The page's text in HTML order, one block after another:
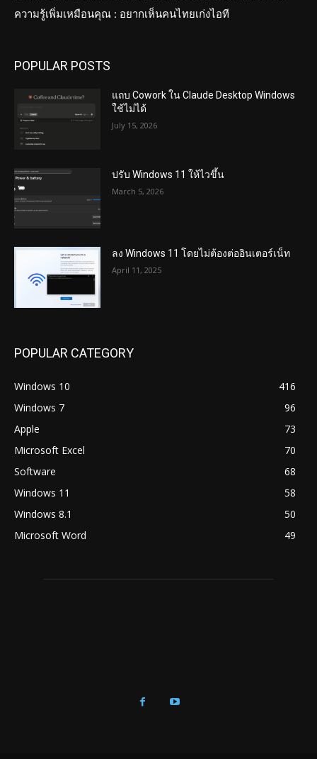
ความรู้เพิ่มเหมือนคุณ : อยากเห็นคนไทยเก่งไอที
POPULAR POSTS
แถบ Cowork ใน Claude Desktop Windows
ใช้ไม่ได้
July 15, 2026
ปรับ Windows 11 ให้ไวขึ้น
March 5, 2026
ลง Windows 11 โดยไม่ต้องต่ออินเตอร์เน็ท
April 11, 2025
POPULAR CATEGORY
Windows 10
416
Windows 7
96
Apple
73
Microsoft Excel
70
Software
68
Windows 11
58
Windows 8.1
50
Microsoft Word
49